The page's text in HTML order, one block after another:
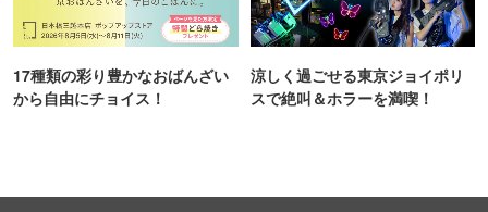
17種類の彩り豊かなおばんざい
から自由にチョイス！
涼しく過ごせる東京ジョイポリ
スで絶叫＆ホラーを満喫！